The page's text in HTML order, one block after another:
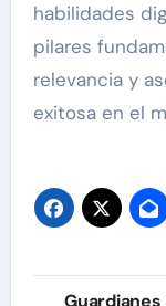
habilidades
pilares
relevancia y
exitosa en el
Guardianes